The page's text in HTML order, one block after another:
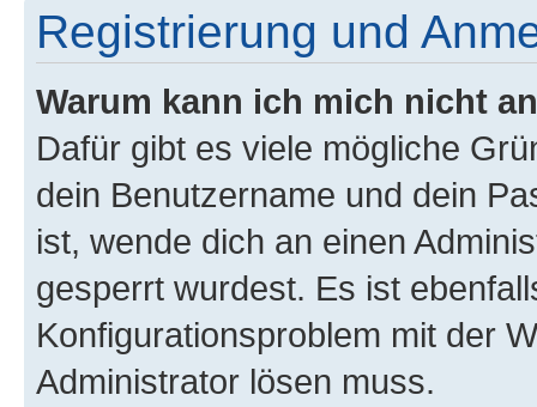
Registrierung und
Warum kann ich mich nicht
Dafür gibt es viele mögliche
dein Benutzername und dein
ist, wende dich an einen
gesperrt wurdest. Es ist
Konfigurationsproblem mit der
Administrator lösen muss.